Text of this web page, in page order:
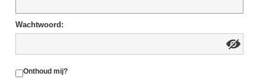
Wachtwoord:
Onthoud mij?